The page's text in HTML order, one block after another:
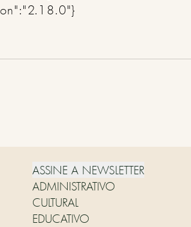
ASSINE A NEWSLETTER
ADMINISTRATIVO
CULTURAL
EDUCATIVO